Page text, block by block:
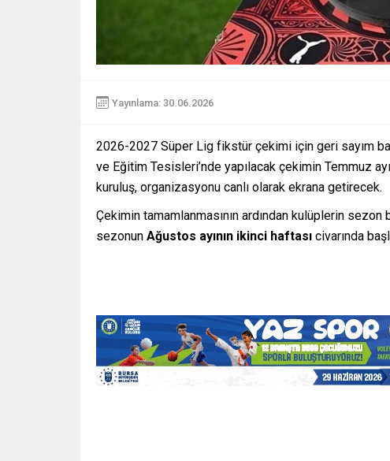
Yayınlama: 30.06.2026
2026-2027 Süper Lig fikstür çekimi için geri sayım
ve Eğitim Tesisleri’nde yapılacak çekimin Temmuz
kuruluş, organizasyonu canlı olarak ekrana getirecek.
Çekimin tamamlanmasının ardından kulüplerin
sezonun Ağustos ayının ikinci haftası civarında